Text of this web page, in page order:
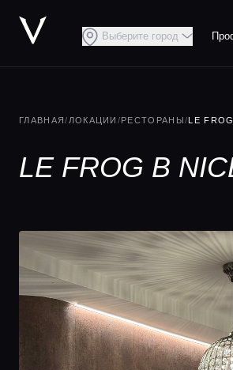
Выберите город
ГЛАВНАЯ/ ЛОКАЦИИ /РЕСТОРАНЫ/LE FROG
LE FROG В